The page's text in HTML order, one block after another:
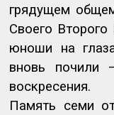
грядущем
Своего
юноши на
вновь почили
воскресения.
Память семи